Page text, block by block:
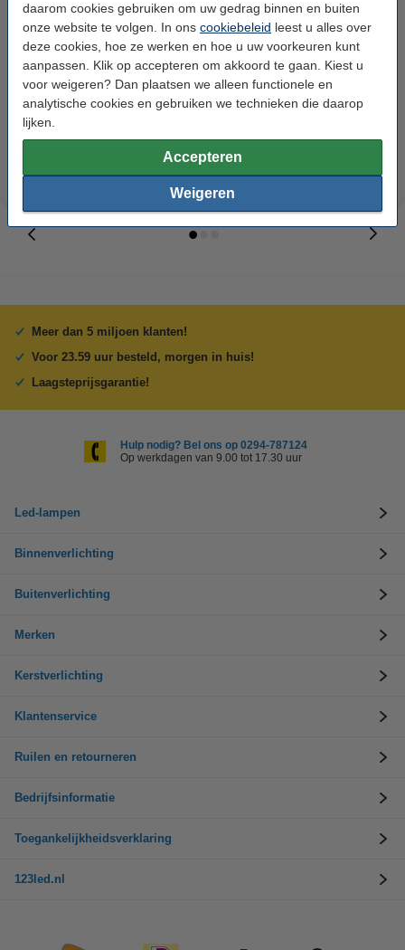
daarom cookies gebruiken om uw gedrag binnen en buiten
onze website te volgen. In ons cookiebeleid leest u alles over
deze cookies, hoe ze werken en hoe u uw voorkeuren kunt
aanpassen. Klik op accepteren om akkoord te gaan. Kiest u
voor weigeren? Dan plaatsen we alleen functionele en
analytische cookies en gebruiken we technieken die daarop
lijken.
Accepteren
Weigeren
123led LED lamp E27 | Kogel
P45 | Mat | 2.2W (25W) | 3 stuks
123led LED lamp E14 | Kogel
G35 | Mat | 2.2W (25W) | 3 stuks
Meer dan 5 miljoen klanten!
Voor 23.59 uur besteld, morgen in huis!
Laagsteprijsgarantie!
Hulp nodig? Bel ons op 0294-787124
Op werkdagen van 9.00 tot 17.30 uur
Led-lampen
Binnenverlichting
Buitenverlichting
Merken
Kerstverlichting
Klantenservice
Ruilen en retourneren
Bedrijfsinformatie
Toegankelijkheidsverklaring
123led.nl